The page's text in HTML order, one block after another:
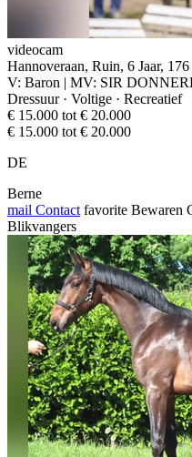
videocam
Hannoveraan, Ruin, 6 Jaar,
V: Baron | MV: SIR
Dressuur · Voltige · Recreatief
€ 15.000 tot € 20.000
€ 15.000 tot € 20.000
DE
Berne
mail Contact favorite Bewaren
Blikvangers